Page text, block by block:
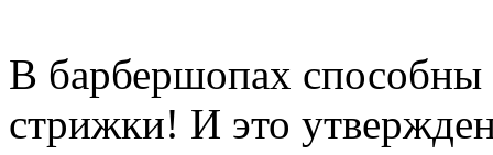
В барбершопах способны
стрижки! И это